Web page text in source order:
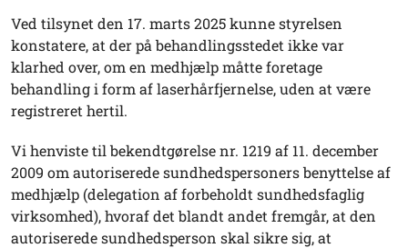
Ved tilsynet den 17. marts 2025 kunne styrelsen
konstatere, at der på behandlingsstedet ikke var
klarhed over, om en medhjælp måtte foretage
behandling i form af laserhårfjernelse, uden at være
registreret hertil.
Vi henviste til bekendtgørelse nr. 1219 af 11. december
2009 om autoriserede sundhedspersoners benyttelse af
medhjælp (delegation af forbeholdt sundhedsfaglig
virksomhed), hvoraf det blandt andet fremgår, at den
autoriserede sundhedsperson skal sikre sig, at